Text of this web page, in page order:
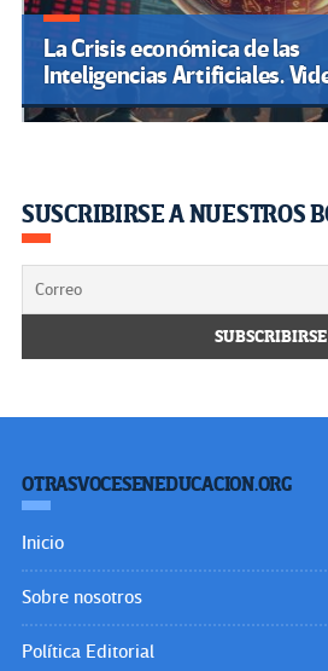
La Crisis económica de las
Inteligencias Artificiales.
SUSCRIBIRSE A NUESTROS
OTRASVOCESENEDUCACION.ORG
Inicio
Sobre nosotros
Política Editorial